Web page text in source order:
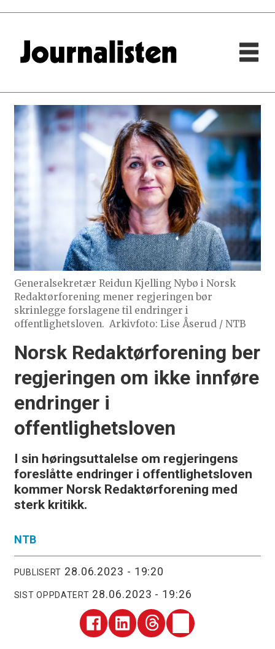
Generalsekretær Reidun Kjelling Nybø i Norsk
Redaktørforening mener regjeringen bør
skrinlegge forslagene til endringer i
offentlighetsloven. Arkivfoto: Lise Åserud / NTB
Norsk Redaktørforening ber
regjeringen om ikke innføre
endringer i
offentlighetsloven
I sin høringsuttalelse om regjeringens
foreslåtte endringer i offentlighetsloven
kommer Norsk Redaktørforening med
sterk kritikk.
NTB
PUBLISERT 28.06.2023 - 19:20
SIST OPPDATERT 28.06.2023 - 19:26